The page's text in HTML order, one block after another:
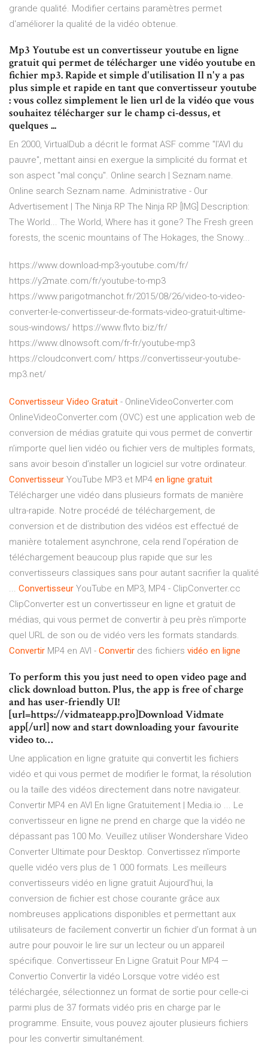
grande qualité. Modifier certains paramètres permet
d'améliorer la qualité de la vidéo obtenue.
Mp3 Youtube est un convertisseur youtube en ligne
gratuit qui permet de télécharger une vidéo youtube en
fichier mp3. Rapide et simple d'utilisation Il n'y a pas
plus simple et rapide en tant que convertisseur youtube
: vous collez simplement le lien url de la vidéo que vous
souhaitez télécharger sur le champ ci-dessus, et
quelques ...
En 2000, VirtualDub a décrit le format ASF comme "l'AVI du
pauvre", mettant ainsi en exergue la simplicité du format et
son aspect "mal conçu". Online search | Seznam.name.
Online search Seznam.name. Administrative - Our
Advertisement | The Ninja RP The Ninja RP [IMG] Description:
The World... The World, Where has it gone? The Fresh green
forests, the scenic mountains of The Hokages, the Snowy...
https://www.download-mp3-youtube.com/fr/
https://y2mate.com/fr/youtube-to-mp3
https://www.parigotmanchot.fr/2015/08/26/video-to-video-
converter-le-convertisseur-de-formats-video-gratuit-ultime-
sous-windows/ https://www.flvto.biz/fr/
https://www.dlnowsoft.com/fr-fr/youtube-mp3
https://cloudconvert.com/ https://convertisseur-youtube-
mp3.net/
Convertisseur Video Gratuit - OnlineVideoConverter.com
OnlineVideoConverter.com (OVC) est une application web de
conversion de médias gratuite qui vous permet de convertir
n’importe quel lien vidéo ou fichier vers de multiples formats,
sans avoir besoin d’installer un logiciel sur votre ordinateur.
Convertisseur YouTube MP3 et MP4 en ligne gratuit
Télécharger une vidéo dans plusieurs formats de manière
ultra-rapide. Notre procédé de téléchargement, de
conversion et de distribution des vidéos est effectué de
manière totalement asynchrone, cela rend l'opération de
téléchargement beaucoup plus rapide que sur les
convertisseurs classiques sans pour autant sacrifier la qualité
... Convertisseur YouTube en MP3, MP4 - ClipConverter.cc
ClipConverter est un convertisseur en ligne et gratuit de
médias, qui vous permet de convertir à peu près n'importe
quel URL de son ou de vidéo vers les formats standards.
Convertir MP4 en AVI - Convertir des fichiers vidéo en ligne
To perform this you just need to open video page and
click download button. Plus, the app is free of charge
and has user-friendly UI!
[url=https://vidmateapp.pro]Download Vidmate
app[/url] now and start downloading your favourite
video to…
Une application en ligne gratuite qui convertit les fichiers
vidéo et qui vous permet de modifier le format, la résolution
ou la taille des vidéos directement dans notre navigateur.
Convertir MP4 en AVI En ligne Gratuitement | Media.io ... Le
convertisseur en ligne ne prend en charge que la vidéo ne
dépassant pas 100 Mo. Veuillez utiliser Wondershare Video
Converter Ultimate pour Desktop. Convertissez n'importe
quelle vidéo vers plus de 1 000 formats. Les meilleurs
convertisseurs vidéo en ligne gratuit Aujourd’hui, la
conversion de fichier est chose courante grâce aux
nombreuses applications disponibles et permettant aux
utilisateurs de facilement convertir un fichier d’un format à un
autre pour pouvoir le lire sur un lecteur ou un appareil
spécifique. Convertisseur En Ligne Gratuit Pour MP4 —
Convertio Convertir la vidéo Lorsque votre vidéo est
téléchargée, sélectionnez un format de sortie pour celle-ci
parmi plus de 37 formats vidéo pris en charge par le
programme. Ensuite, vous pouvez ajouter plusieurs fichiers
pour les convertir simultanément.